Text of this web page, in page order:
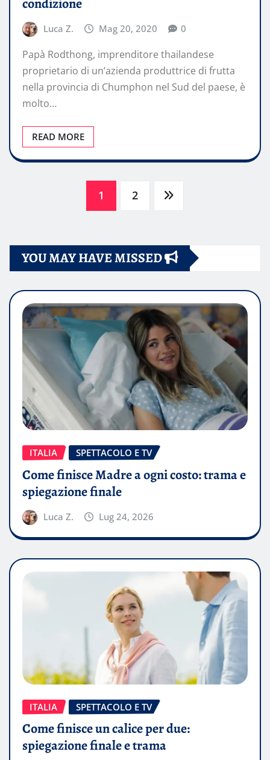
Luca Z. Mag 20, 2020 0
Papà Rodthong, imprenditore thailandese
proprietario di un’azienda produttrice di frutta
nella provincia di Chumphon nel Sud del paese, è
molto…
READ MORE
Paginazione
articoli
1 2
YOU MAY HAVE MISSED
ITALIA SPETTACOLO E TV
Come finisce Madre a ogni costo: trama e
spiegazione finale
Luca Z. Lug 24, 2026
ITALIA SPETTACOLO E TV
Come finisce un calice per due:
spiegazione finale e trama